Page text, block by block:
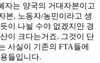
자는 양국의 거대자본이고
본, 노동자/농민이라고 생
이 나뉠 수야 없겠지만 경
이 크다는거죠. 그것이 단
사실이 기존의 FTA들에
들입니다.